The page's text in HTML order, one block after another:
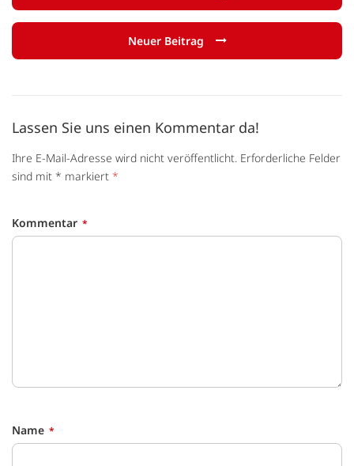
Neuer Beitrag
Lassen Sie uns einen Kommentar da!
Ihre E-Mail-Adresse wird nicht veröffentlicht. Erforderliche Felder
sind mit * markiert *
Kommentar
Name